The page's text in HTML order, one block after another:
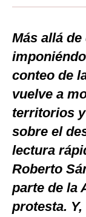
Estilos
Mundo
EEUU
México
Internacional
Tecnología
Club del Suscriptor
Más allá
conteo de
vuelve a
territorios
sobre el
lectura
Roberto
parte de la
protesta.